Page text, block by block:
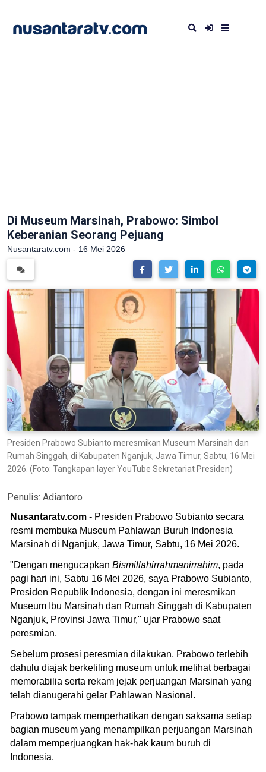
Di Museum Marsinah, Prabowo: Simbol
Keberanian Seorang Pejuang
Nusantaratv.com - 16 Mei 2026
Presiden Prabowo Subianto meresmikan Museum Marsinah dan
Rumah Singgah, di Kabupaten Nganjuk, Jawa Timur, Sabtu, 16 Mei
2026. (Foto: Tangkapan layer YouTube Sekretariat Presiden)
Penulis: Adiantoro
Nusantaratv.com - Presiden Prabowo Subianto secara
resmi membuka Museum Pahlawan Buruh Indonesia
Marsinah di Nganjuk, Jawa Timur, Sabtu, 16 Mei 2026.
"Dengan mengucapkan Bismillahirrahmanirrahim, pada
pagi hari ini, Sabtu 16 Mei 2026, saya Prabowo Subianto,
Presiden Republik Indonesia, dengan ini meresmikan
Museum Ibu Marsinah dan Rumah Singgah di Kabupaten
Nganjuk, Provinsi Jawa Timur," ujar Prabowo saat
peresmian.
Sebelum prosesi peresmian dilakukan, Prabowo terlebih
dahulu diajak berkeliling museum untuk melihat berbagai
memorabilia serta rekam jejak perjuangan Marsinah yang
telah dianugerahi gelar Pahlawan Nasional.
Prabowo tampak memperhatikan dengan saksama setiap
bagian museum yang menampilkan perjuangan Marsinah
dalam memperjuangkan hak-hak kaum buruh di
Indonesia.